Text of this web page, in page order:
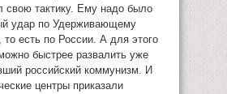
свою тактику. Ему надо было
удар по Удерживающему
есть по России. А для этого
быстрее развалить уже
российский коммунизм. И
центры приказали